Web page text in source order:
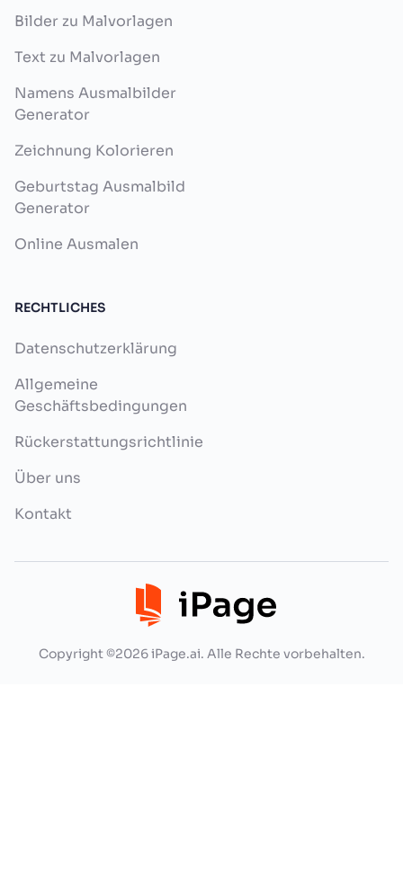
Bilder zu Malvorlagen
Text zu Malvorlagen
Namens Ausmalbilder
Generator
Zeichnung Kolorieren
Geburtstag Ausmalbild
Generator
Online Ausmalen
RECHTLICHES
Datenschutzerklärung
Allgemeine
Geschäftsbedingungen
Rückerstattungsrichtlinie
Über uns
Kontakt
Copyright ©2026 iPage.ai. Alle Rechte vorbehalten.